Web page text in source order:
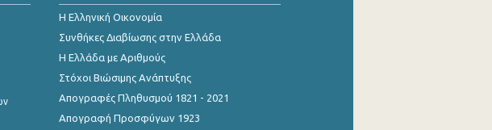
Η Ελληνική Οικονομία
Συνθήκες Διαβίωσης στην Ελλάδα
Η Ελλάδα με Αριθμούς
Στόχοι Βιώσιμης Ανάπτυξης
Απογραφές Πληθυσμού 1821 - 2021
Απογραφή Προσφύγων 1923